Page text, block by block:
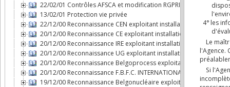
22/02/01 Contrôles AFSCA et modification RGPRI
13/02/01 Protection vie privée
22/12/00 Reconnaissance CEN exploitant installation nucléaire
20/12/00 Reconnaissance CE exploitant installation nucléaire
20/12/00 Reconnaissance IRE exploitant installation nucléaire
20/12/00 Reconnaissance UG exploitant installation nucléaire
20/12/00 Reconnaissance Belgoprocess exploitant installation
20/12/00 Reconnaissance F.B.F.C. INTERNATIONAL exploitant
19/12/00 Reconnaissance Belgonucléaire exploitant installation